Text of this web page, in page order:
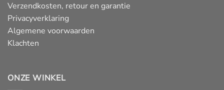
Verzendkosten, retour en garantie
Privacyverklaring
Algemene voorwaarden
Klachten
ONZE WINKEL